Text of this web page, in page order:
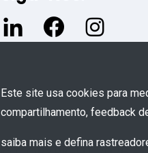
Este site usa cookies para
compartilhamento, feedback
saiba mais e defina